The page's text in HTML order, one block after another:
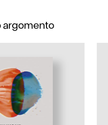
argomento